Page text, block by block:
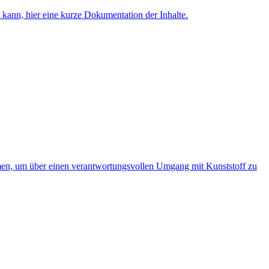
hier eine kurze Dokumentation der Inhalte.
um über einen verantwortungsvollen Umgang mit Kunststoff zu